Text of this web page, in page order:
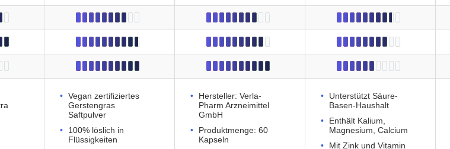
Vegan zertifiziertes
Gerstengras
Saftpulver
100% löslich in
Flüssigkeiten
Hersteller: Verla-
Pharm Arzneimittel
GmbH
Produktmenge: 60
Kapseln
Unterstützt Säure-
Basen-Haushalt
Enthält Kalium,
Magnesium, Calcium
Mit Zink und Vitamin